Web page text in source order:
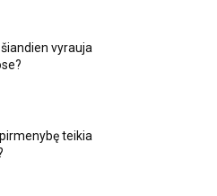
vyrauja
teikia